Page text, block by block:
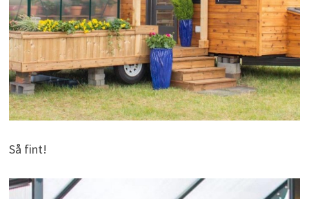
Så fint!